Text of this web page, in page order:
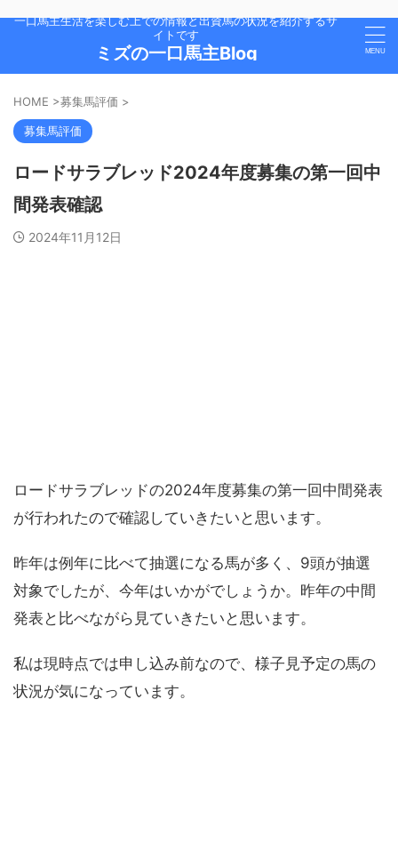
一口馬主生活を楽しむ上での情報と出資馬の状況を紹介するサ
イトです
ミズの一口馬主Blog
HOME >募集馬評価 >
募集馬評価
ロードサラブレッド2024年度募集の第一回中
間発表確認
2024年11月12日
ロードサラブレッドの2024年度募集の第一回中間発表
が行われたので確認していきたいと思います。
昨年は例年に比べて抽選になる馬が多く、9頭が抽選
対象でしたが、今年はいかがでしょうか。昨年の中間
発表と比べながら見ていきたいと思います。
私は現時点では申し込み前なので、様子見予定の馬の
状況が気になっています。